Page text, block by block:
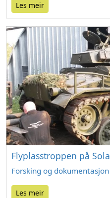
Les meir
Flyplasstroppen på Sola
Forsking og dokumentasjon
Les meir